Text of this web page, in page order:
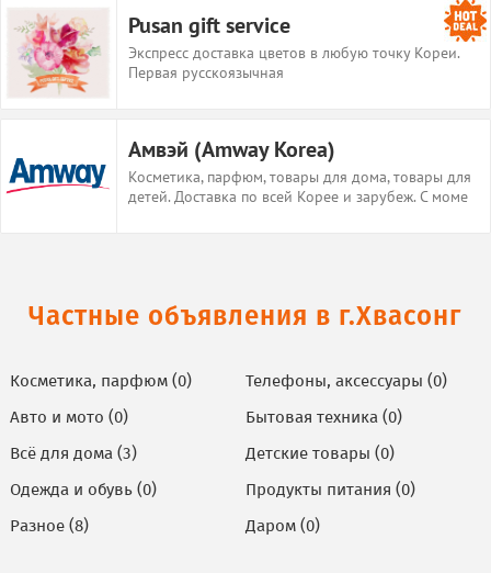
Pusan gift service
Экспресс доставка цветов в любую точку Кореи.
Первая русскоязычная
Амвэй (Amway Korea)
Косметика, парфюм, товары для дома, товары для
детей. Доставка по всей Корее и зарубеж. С моме
Частные объявления в г.Хвасонг
Косметика, парфюм (0)
Телефоны, аксессуары (0)
Авто и мото (0)
Бытовая техника (0)
Всё для дома (3)
Детские товары (0)
Одежда и обувь (0)
Продукты питания (0)
Разное (8)
Даром (0)